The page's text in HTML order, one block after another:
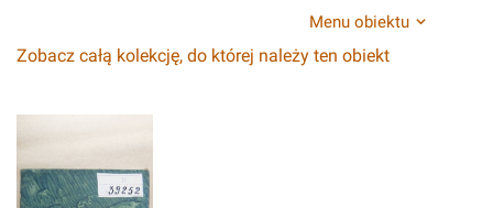
Menu obiektu
Zobacz całą kolekcję, do której należy ten obiekt